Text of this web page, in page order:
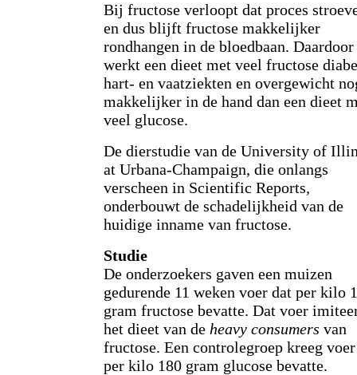
Bij fructose verloopt dat proces
en dus blijft fructose makkelijker
rondhangen in de bloedbaan. Daardoor
werkt een dieet met veel fructose
hart- en vaatziekten en overgewicht
makkelijker in de hand dan een dieet
veel glucose.
De dierstudie van de University of
at Urbana-Champaign, die onlangs
verscheen in Scientific Reports,
onderbouwt de schadelijkheid van de
huidige inname van fructose.
Studie
De onderzoekers gaven een muizen
gedurende 11 weken voer dat per kilo
gram fructose bevatte. Dat voer
het dieet van de heavy consumers van
fructose. Een controlegroep kreeg
per kilo 180 gram glucose bevatte.